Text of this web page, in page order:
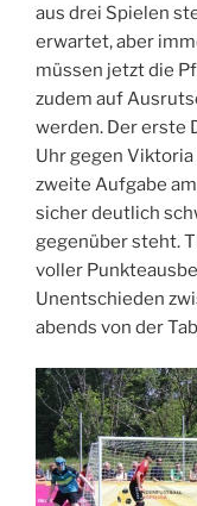
aus drei Spielen
erwartet, aber
müssen jetzt die
zudem auf
werden. Der erste
Uhr gegen
zweite Aufgabe
sicher deutlich
gegenüber steht.
voller
Unentschieden
abends von der